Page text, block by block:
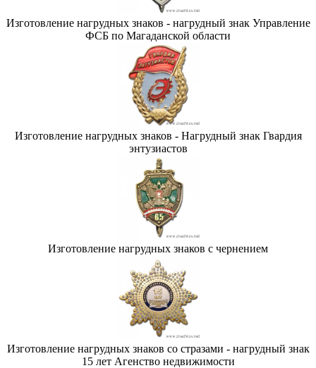
Изготовление нагрудных знаков - нагрудный знак Управление
ФСБ по Магаданской области
Изготовление нагрудных знаков - Нагрудный знак Гвардия
энтузиастов
Изготовление нагрудных знаков с чернением
Изготовление нагрудных знаков со стразами - нагрудный знак
15 лет Агенство недвижимости